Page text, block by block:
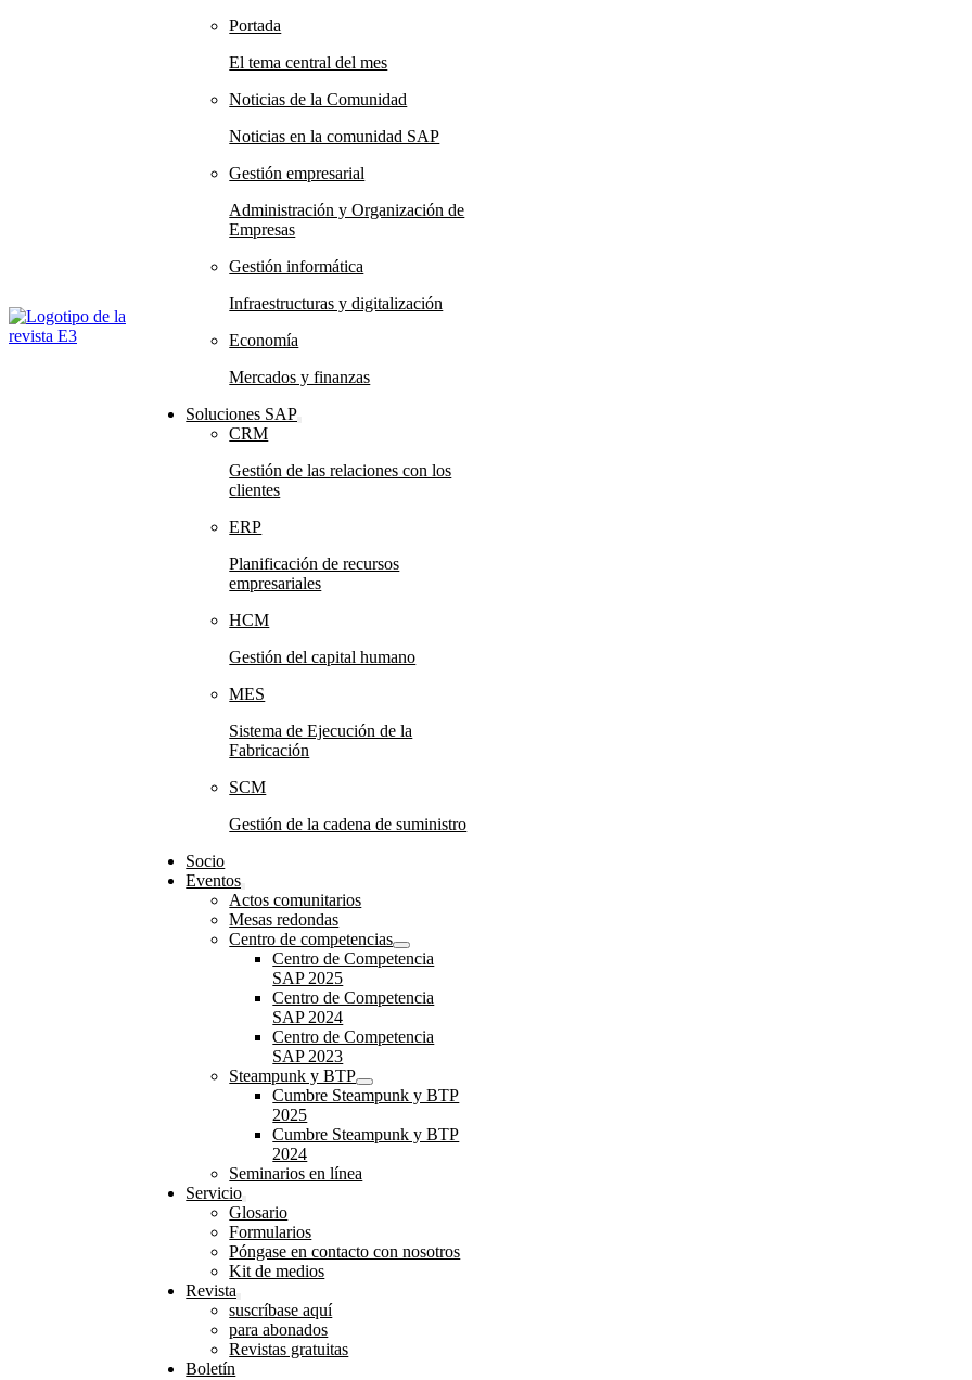
Portada
El tema central del mes
Noticias de la Comunidad
Noticias en la comunidad SAP
Gestión empresarial
Administración y Organización de
Empresas
Gestión informática
Infraestructuras y digitalización
Economía
Mercados y finanzas
Soluciones SAP
CRM
Gestión de las relaciones con los
clientes
ERP
Planificación de recursos
empresariales
HCM
Gestión del capital humano
MES
Sistema de Ejecución de la
Fabricación
SCM
Gestión de la cadena de suministro
Socio
Eventos
Actos comunitarios
Mesas redondas
Centro de competencias
Centro de Competencia
SAP 2025
Centro de Competencia
SAP 2024
Centro de Competencia
SAP 2023
Steampunk y BTP
Cumbre Steampunk y BTP
2025
Cumbre Steampunk y BTP
2024
Seminarios en línea
Servicio
Glosario
Formularios
Póngase en contacto con nosotros
Kit de medios
Revista
suscríbase aquí
para abonados
Revistas gratuitas
Boletín